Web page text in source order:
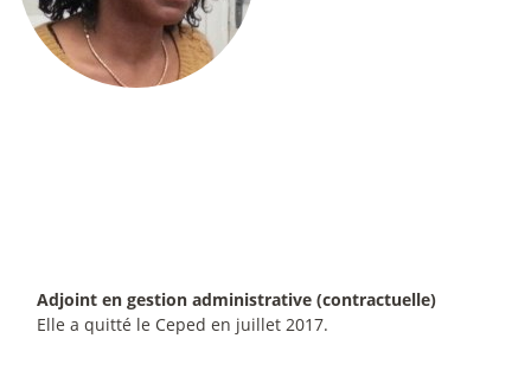
Adjoint en gestion administrative (contractuelle)
Elle a quitté le Ceped en juillet 2017.